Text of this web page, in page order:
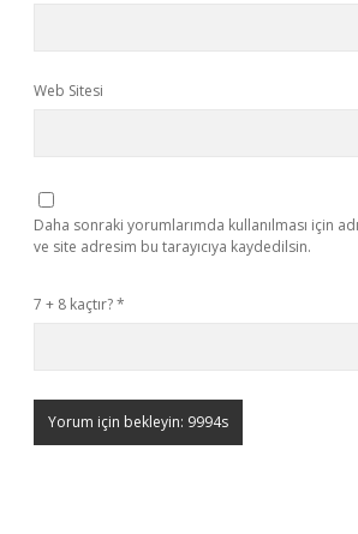
Web Sitesi
Daha sonraki yorumlarımda kullanılması için
ve site adresim bu tarayıcıya kaydedilsin.
7 + 8 kaçtır?*